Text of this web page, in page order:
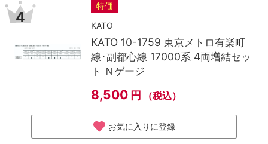
4
特価
KATO
KATO 10-1759 東京メトロ有楽町
線･副都心線 17000系 4両増結セッ
ト Ｎゲージ
8,500 円 （税込）
お気に入りに登録